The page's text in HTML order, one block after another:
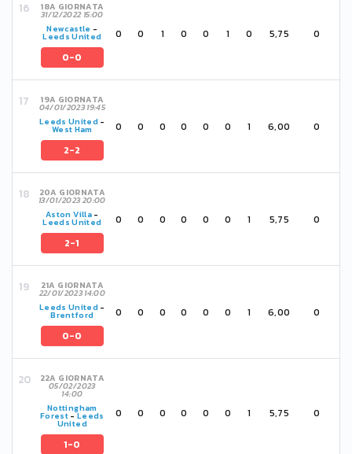
18A GIORNATA
31/12/2022 15:00
Newcastle -
Leeds United
0-0
0 0 1 0 0 1 0 5,75 0
19A GIORNATA
04/01/2023 19:45
Leeds United -
West Ham
2-2
0 0 0 0 0 0 1 6,00 0
20A GIORNATA
13/01/2023 20:00
Aston Villa-
Leeds United
2-1
0 0 0 0 0 0 1 5,75 0
21A GIORNATA
22/01/2023 14:00
Leeds United -
Brentford
0-0
0 0 0 0 0 0 1 6,00 0
22A GIORNATA
05/02/2023
14:00
Nottingham
Forest -Leeds
United
1-0
0 0 0 0 0 0 1 5,75 0